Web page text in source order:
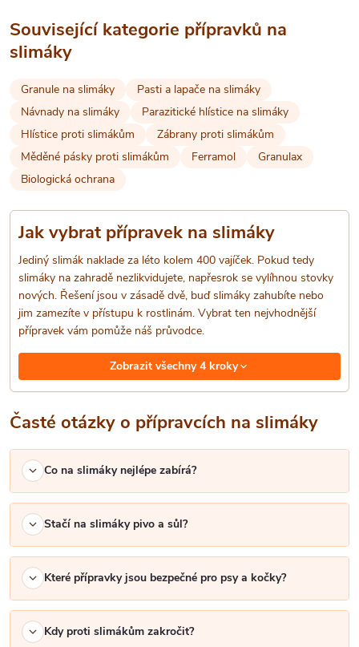
l
á
d
a
p
v
k
y
v
ý
p
s
u
Související kategorie přípravků na
slimáky
Granule na slimáky
Pasti a lapače na slimáky
Návnady na slimáky
Parazitické hlístice na slimáky
Hlístice proti slimákům
Zábrany proti slimákům
Měděné pásky proti slimákům
Ferramol
Granulax
Biologická ochrana
Jak vybrat přípravek na slimáky
Jediný slimák naklade za léto kolem 400 vajíček. Pokud tedy
slimáky na zahradě nezlikvidujete, napřesrok se vylíhnou stovky
nových. Řešení jsou v zásadě dvě, buď slimáky zahubíte nebo
jim zamezíte v přístupu k rostlinám. Vybrat ten nejvhodnější
přípravek vám pomůže náš průvodce.
Zobrazit všechny 4 kroky
Časté otázky o přípravcích na slimáky
Co na slimáky nejlépe zabírá?
Stačí na slimáky pivo a sůl?
Které přípravky jsou bezpečné pro psy a kočky?
Kdy proti slimákům zakročit?